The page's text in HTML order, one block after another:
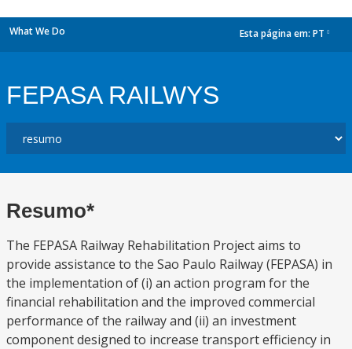
What We Do Esta página em: PT
FEPASA RAILWYS
Resumo*
The FEPASA Railway Rehabilitation Project aims to
provide assistance to the Sao Paulo Railway (FEPASA) in
the implementation of (i) an action program for the
financial rehabilitation and the improved commercial
performance of the railway and (ii) an investment
component designed to increase transport efficiency in